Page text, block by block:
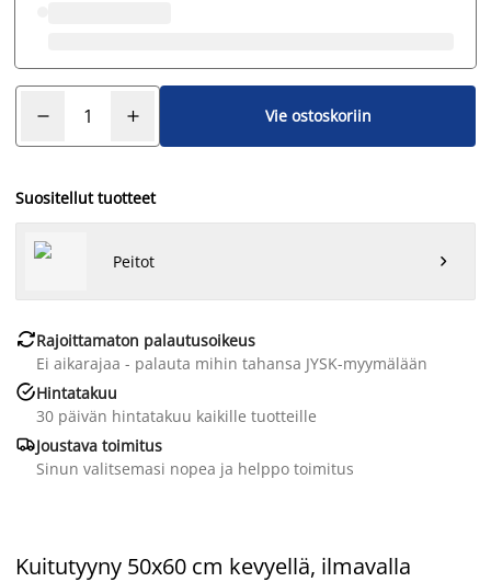
Vie ostoskoriin
Suositellut tuotteet
Peitot 
Rajoittamaton palautusoikeus
Ei aikarajaa - palauta mihin tahansa JYSK-myymälään
Hintatakuu
30 päivän hintatakuu kaikille tuotteille
Joustava toimitus
Sinun valitsemasi nopea ja helppo toimitus
Kuitutyyny 50x60 cm kevyellä, ilmavalla